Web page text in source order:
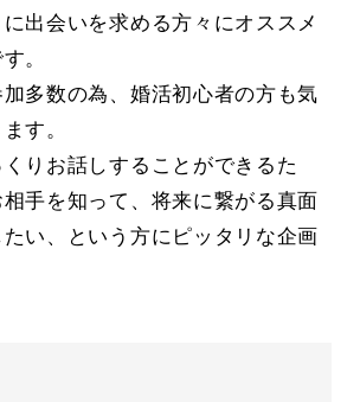
出会いを求める方々にオススメ
。
多数の為、婚活初心者の方も気
す。
りお話しすることができるた
手を知って、将来に繋がる真面
い、という方にピッタリな企画